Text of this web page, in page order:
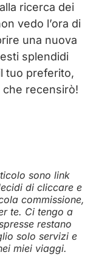
ricerca dei
vedo l’ora di
una nuova
splendidi
tuo preferito,
che recensirò!
sono link
di cliccare e
commissione,
te. Ci tengo a
restano
solo servizi e
miei viaggi.